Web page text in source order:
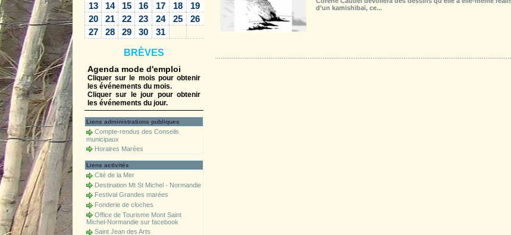
13
14 15 16 17 18
19
20
21 22 23 24 25
26
27
28 29 30 31
BRÈVES
Agenda mode d'emploi
Cliquer sur le mois pour obtenir
les événements du mois.
Cliquer sur le jour pour obtenir
les événements du jour.
Liens administrations publiques
Compte-rendus des Conseils
municipaux
Horaires Marées
Liens activités
Cité de la Mer
Destination Mt St Michel - Normandie
Festival Grandes marées
Fonderie de cloches
Office de Tourisme Mont Saint
Michel-Normandie sur facebook
Saint Jean des Arts
d’un kamishibaï, ce...